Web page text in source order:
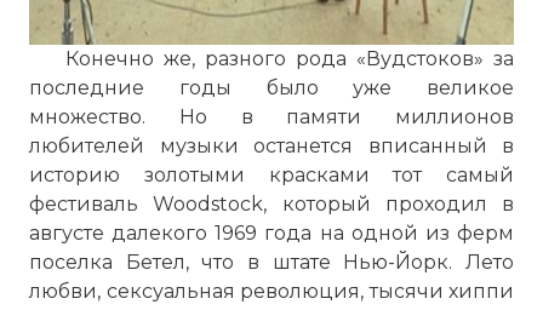
Конечно же, разного рода «Вудстоков» за
последние годы было уже великое
множество. Но в памяти миллионов
любителей музыки останется вписанный в
историю золотыми красками тот самый
фестиваль Woodstock, который проходил в
августе далекого 1969 года на одной из ферм
поселка Бетел, что в штате Нью-Йорк. Лето
любви, сексуальная революция, тысячи хиппи